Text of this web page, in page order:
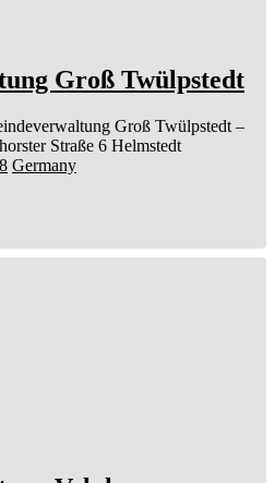
Groß Twülpstedt
Groß Twülpstedt –
Straße 6 Helmstedt
Germany